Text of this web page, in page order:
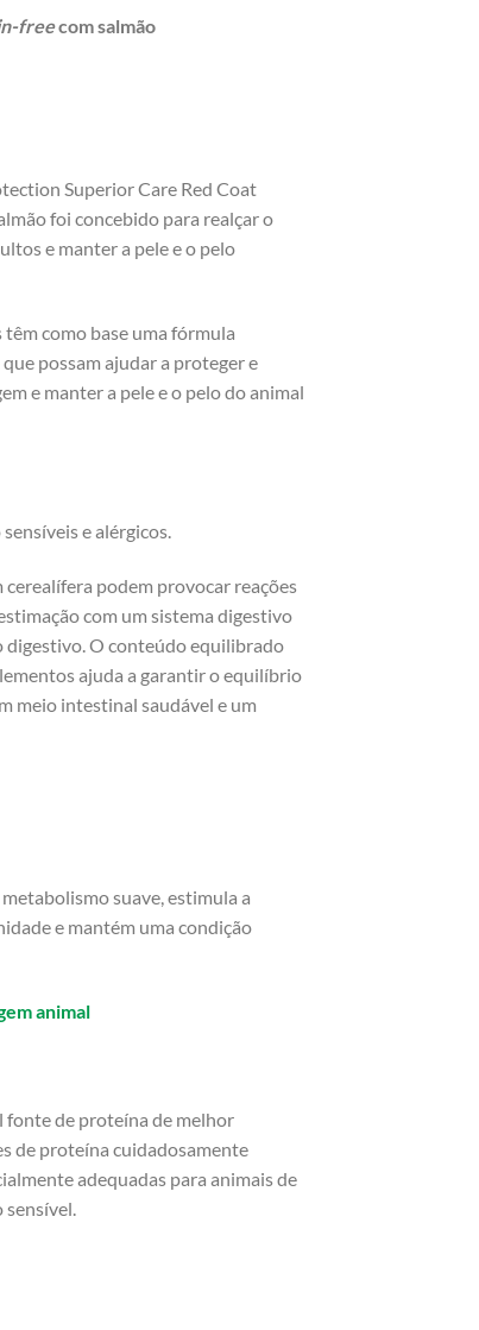
freecom salmão
Superior Care Red Coat
foi concebido para realçar o
e manter a pele e o pelo
como base uma fórmula
possam ajudar a proteger e
e manter a pele e o pelo do animal
e alérgicos.
podem provocar reações
com um sistema digestivo
digestivo. O conteúdo equilibrado
ajuda a garantir o equilíbrio
meio intestinal saudável e um
suave, estimula a
e mantém uma condição
animal
fonte de proteína de melhor
de proteína cuidadosamente
adequadas para animais de
sensível.